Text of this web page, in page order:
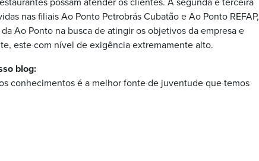
possam atender os clientes. A segunda e terceira
nas filiais Ao Ponto Petrobrás Cubatão e Ao Ponto REFAP,
Ao Ponto na busca de atingir os objetivos da empresa e
este com nível de exigência extremamente alto.
blog:
conhecimentos é a melhor fonte de juventude que temos